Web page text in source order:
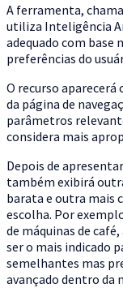
A ferramenta,
utiliza Inteligência
adequado com base
preferências do
O recurso
da página de
parâmetros
considera mais
Depois de
também exibirá
barata e outra mais
escolha. Por
de máquinas de
ser o mais indicado
semelhantes mas
avançado dentro da